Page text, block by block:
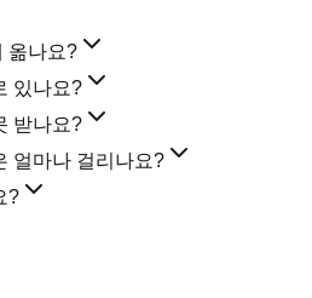
옮나요?
있나요?
받나요?
얼마나 걸리나요?
?